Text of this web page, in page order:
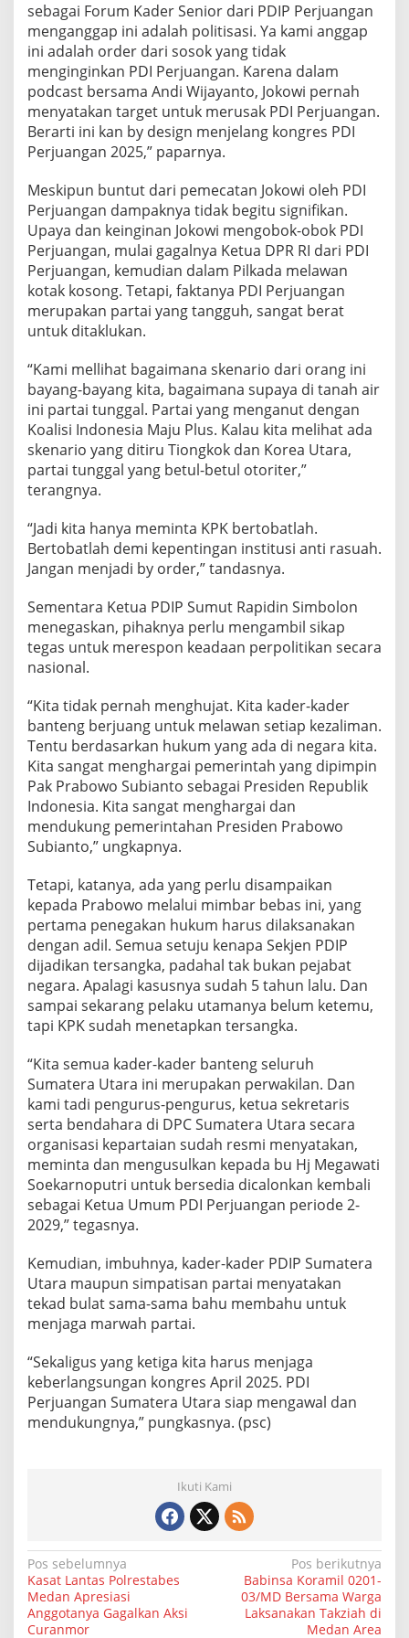
sebagai Forum Kader Senior dari PDIP Perjuangan
menganggap ini adalah politisasi. Ya kami anggap
ini adalah order dari sosok yang tidak
menginginkan PDI Perjuangan. Karena dalam
podcast bersama Andi Wijayanto, Jokowi pernah
menyatakan target untuk merusak PDI Perjuangan.
Berarti ini kan by design menjelang kongres PDI
Perjuangan 2025,” paparnya.
Meskipun buntut dari pemecatan Jokowi oleh PDI
Perjuangan dampaknya tidak begitu signifikan.
Upaya dan keinginan Jokowi mengobok-obok PDI
Perjuangan, mulai gagalnya Ketua DPR RI dari PDI
Perjuangan, kemudian dalam Pilkada melawan
kotak kosong. Tetapi, faktanya PDI Perjuangan
merupakan partai yang tangguh, sangat berat
untuk ditaklukan.
“Kami mellihat bagaimana skenario dari orang ini
bayang-bayang kita, bagaimana supaya di tanah air
ini partai tunggal. Partai yang menganut dengan
Koalisi Indonesia Maju Plus. Kalau kita melihat ada
skenario yang ditiru Tiongkok dan Korea Utara,
partai tunggal yang betul-betul otoriter,”
terangnya.
“Jadi kita hanya meminta KPK bertobatlah.
Bertobatlah demi kepentingan institusi anti rasuah.
Jangan menjadi by order,” tandasnya.
Sementara Ketua PDIP Sumut Rapidin Simbolon
menegaskan, pihaknya perlu mengambil sikap
tegas untuk merespon keadaan perpolitikan secara
nasional.
“Kita tidak pernah menghujat. Kita kader-kader
banteng berjuang untuk melawan setiap kezaliman.
Tentu berdasarkan hukum yang ada di negara kita.
Kita sangat menghargai pemerintah yang dipimpin
Pak Prabowo Subianto sebagai Presiden Republik
Indonesia. Kita sangat menghargai dan
mendukung pemerintahan Presiden Prabowo
Subianto,” ungkapnya.
Tetapi, katanya, ada yang perlu disampaikan
kepada Prabowo melalui mimbar bebas ini, yang
pertama penegakan hukum harus dilaksanakan
dengan adil. Semua setuju kenapa Sekjen PDIP
dijadikan tersangka, padahal tak bukan pejabat
negara. Apalagi kasusnya sudah 5 tahun lalu. Dan
sampai sekarang pelaku utamanya belum ketemu,
tapi KPK sudah menetapkan tersangka.
“Kita semua kader-kader banteng seluruh
Sumatera Utara ini merupakan perwakilan. Dan
kami tadi pengurus-pengurus, ketua sekretaris
serta bendahara di DPC Sumatera Utara secara
organisasi kepartaian sudah resmi menyatakan,
meminta dan mengusulkan kepada bu Hj Megawati
Soekarnoputri untuk bersedia dicalonkan kembali
sebagai Ketua Umum PDI Perjuangan periode 2-
2029,” tegasnya.
Kemudian, imbuhnya, kader-kader PDIP Sumatera
Utara maupun simpatisan partai menyatakan
tekad bulat sama-sama bahu membahu untuk
menjaga marwah partai.
“Sekaligus yang ketiga kita harus menjaga
keberlangsungan kongres April 2025. PDI
Perjuangan Sumatera Utara siap mengawal dan
mendukungnya,” pungkasnya. (psc)
Ikuti Kami
N
a
v
Pos sebelumnya
Kasat Lantas Polrestabes
Medan Apresiasi
Anggotanya Gagalkan Aksi
Curanmor
Pos berikutnya
Babinsa Koramil 0201-
03/MD Bersama Warga
Laksanakan Takziah di
Medan Area